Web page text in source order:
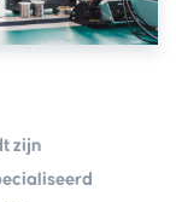
zijn